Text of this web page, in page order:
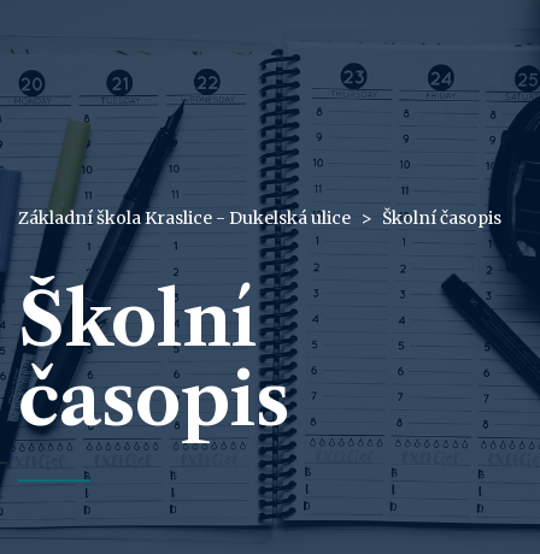
Základní škola Kraslice - Dukelská ulice > Školní časopis
Školní
časopis